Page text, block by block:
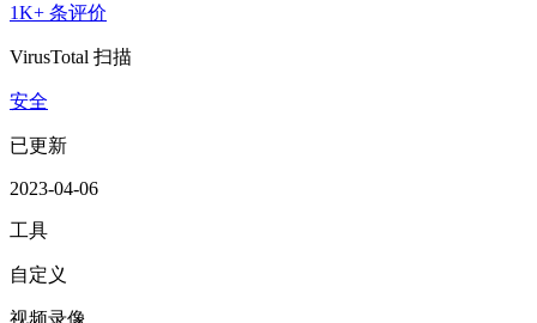
1K+ 条评价
VirusTotal 扫描
安全
已更新
2023-04-06
工具
自定义
视频录像